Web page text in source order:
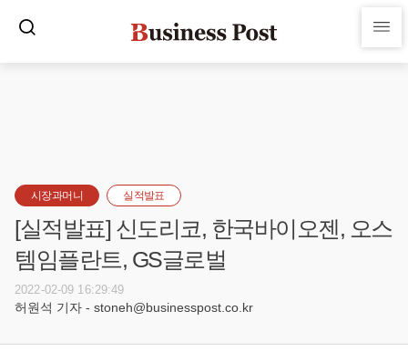
시장과머니 실적발표
[실적발표] 신도리코, 한국바이오젠, 오스
템임플란트, GS글로벌
2022-02-09 16:29:49
허원석 기자 - stoneh@businesspost.co.kr